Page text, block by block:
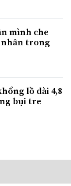
mình che
nhân trong
lồ dài 4,8
bụi tre